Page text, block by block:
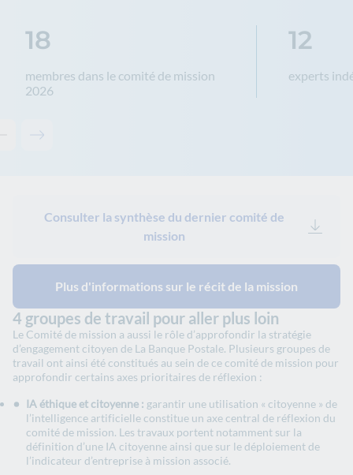
18
membres dans le comité de mission
2026
12
experts
Contenu précédent - keyfiguresgroup-c73be24c0e
Contenu suivant - keyfiguresgroup-c73be24c0e
Consulter la synthèse du dernier comité de
mission
Plus d'informations sur le récit de la mission
4 groupes de travail pour aller plus loin
Le Comité de mission a aussi le rôle d’approfondir la stratégie
d’engagement citoyen de La Banque Postale. Plusieurs groupes de
travail ont ainsi été constitués au sein de ce comité de mission pour
approfondir certains axes prioritaires de réflexion :
IA éthique et citoyenne : garantir une utilisation « citoyenne » de
l’intelligence artificielle constitue un axe central de réflexion du
comité de mission. Les travaux portent notamment sur la
définition d’une IA citoyenne ainsi que sur le déploiement de
l’indicateur d’entreprise à mission associé.